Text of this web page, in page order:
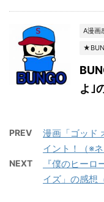
A漫画
よ｣
PREV
漫画「ゴッド
イント！（※ネ
NEXT
『僕のヒー
イズ」の感想